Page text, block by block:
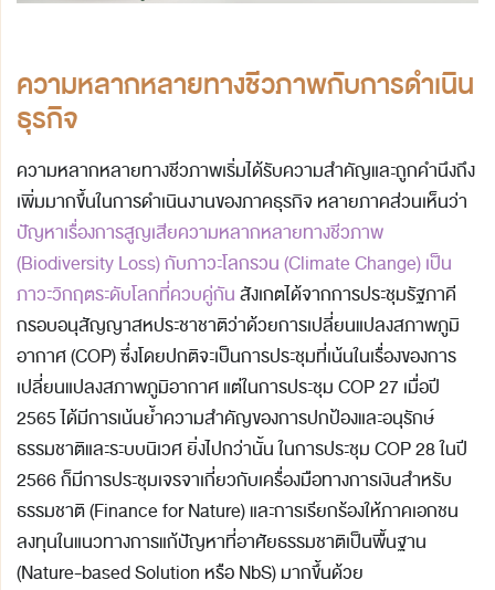
ความหลากหลายทางชีวภาพกับการดำเนิน
ธุรกิจ
ความหลากหลายทางชีวภาพเริ่มได้รับความสำคัญและถูกคำนึงถึง
เพิ่มมากขึ้นในการดำเนินงานของภาคธุรกิจ หลายภาคส่วนเห็นว่า
ปัญหาเรื่องการสูญเสียความหลากหลายทางชีวภาพ
(Biodiversity Loss) กับภาวะโลกรวน (Climate Change) เป็น
ภาวะวิกฤตระดับโลกที่ควบคู่กันสังเกตได้จากการประชุมรัฐภาคี
กรอบอนุสัญญาสหประชาชาติว่าด้วยการเปลี่ยนแปลงสภาพภูมิ
อากาศ (COP) ซึ่งโดยปกติจะเป็นการประชุมที่เน้นในเรื่องของการ
เปลี่ยนแปลงสภาพภูมิอากาศ แต่ในการประชุม COP 27 เมื่อปี
2565 ได้มีการเน้นย้ำความสำคัญของการปกป้องและอนุรักษ์
ธรรมชาติและระบบนิเวศ ยิ่งไปกว่านั้น ในการประชุม COP 28 ในปี
2566 ก็มีการประชุมเจรจาเกี่ยวกับเครื่องมือทางการเงินสำหรับ
ธรรมชาติ (Finance for Nature) และการเรียกร้องให้ภาคเอกชน
ลงทุนในแนวทางการแก้ปัญหาที่อาศัยธรรมชาติเป็นพื้นฐาน
(Nature-based Solution หรือ NbS) มากขึ้นด้วย